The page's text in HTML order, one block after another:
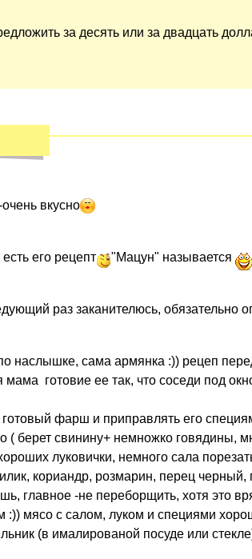
за десять или за двадцать
вкусно
его рецепт "Мацун" называется
раз заканителюсь, обязательно
наслышке, сама армянка :)) рецеп
готовие ее так, что соседи под
фарш и приправлять его
( берет свинину+ немножко говядины,
луковички, немного сала
кориандр, розмарин, перец черный,
главное -не переборщить, хотя это
:)) мясо с салом, луком и специями
(в ималированой посуде или